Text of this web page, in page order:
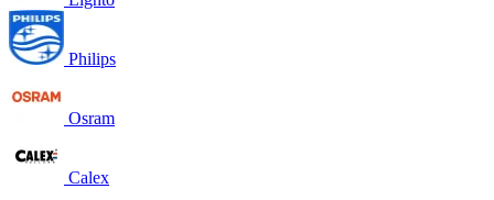
Philips
Osram
Calex